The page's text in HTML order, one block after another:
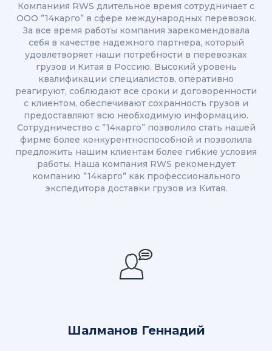
Компаниия RWS длительное время сотрудничает с
ООО ”14карго” в сфере международных перевозок.
За все время работы компания зарекомендовала
себя в качестве надежного партнера, который
удовлетворяет наши потребности в перевозках
грузов и Китая в Россию. Высокий уровень
квалификации специалистов, оперативно
реагируют, соблюдают все сроки и договоренности
с клиентом, обеспечивают сохранность грузов и
предоставляют всю необходимую информацию.
Сотрудничество с ”14карго” позволило стать нашей
фирме более конкурентноспособной и позволила
предложить нашим клиентам более гибкие условия
работы. Наша компания RWS рекомендует
компанию ”14карго” как профессионального
экспедитора доставки грузов из Китая.
Шалманов Геннадий